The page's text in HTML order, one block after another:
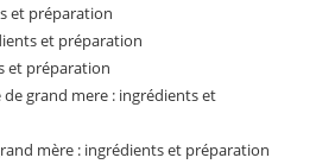
et préparation
et préparation
et préparation
grand mere : ingrédients et
mère : ingrédients et préparation